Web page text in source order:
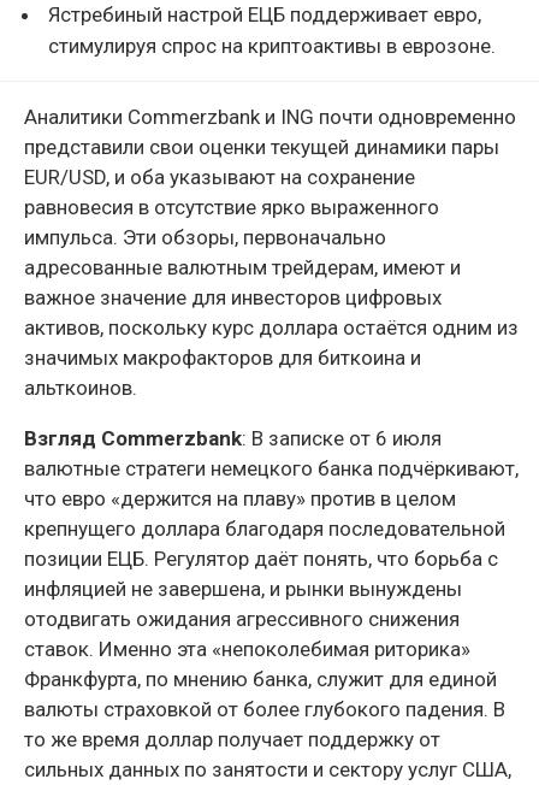
Ястребиный настрой ЕЦБ поддерживает евро,
стимулируя спрос на криптоактивы в еврозоне.
Аналитики Commerzbank и ING почти одновременно
представили свои оценки текущей динамики пары
EUR/USD, и оба указывают на сохранение
равновесия в отсутствие ярко выраженного
импульса. Эти обзоры, первоначально
адресованные валютным трейдерам, имеют и
важное значение для инвесторов цифровых
активов, поскольку курс доллара остаётся одним из
значимых макрофакторов для биткоина и
альткоинов.
Взгляд Commerzbank: В записке от 6 июля
валютные стратеги немецкого банка подчёркивают,
что евро «держится на плаву» против в целом
крепнущего доллара благодаря последовательной
позиции ЕЦБ. Регулятор даёт понять, что борьба с
инфляцией не завершена, и рынки вынуждены
отодвигать ожидания агрессивного снижения
ставок. Именно эта «непоколебимая риторика»
Франкфурта, по мнению банка, служит для единой
валюты страховкой от более глубокого падения. В
то же время доллар получает поддержку от
сильных данных по занятости и сектору услуг США,